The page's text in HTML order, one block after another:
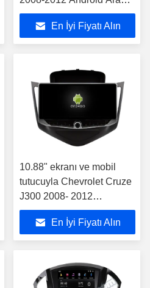
Multimedya Oynatıcı
En İyi Fiyatı Alın
10.88" ekranı ve mobil
tutucuyla Chevrolet Cruze
J300 2008- 2012
Multimedia Stereo
En İyi Fiyatı Alın